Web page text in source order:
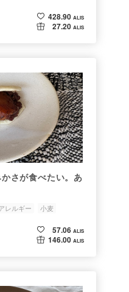
428.90 ALIS
27.20 ALIS
さが食べたい。あ
レルギー 小麦
57.06 ALIS
146.00 ALIS